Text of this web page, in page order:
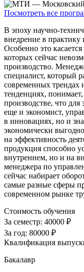
Посмотреть все
В эпоху научно-
внедрение в практику
Особенно это
которых сейчас
производство.
специалист, который
современных трендах
тенденциях,
производстве, что
еще и экономист,
в инновациях, но и
экономически
на эффективность
продукция способно
внутреннем, но и на
менеджера по
сейчас набирает
самые разные сферы
современном рынке
Стоимость обучения
За семестр: 40000 ₽
За год: 80000 ₽
Квалификация
Бакалавр